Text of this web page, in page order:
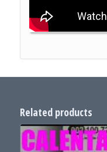
Related products